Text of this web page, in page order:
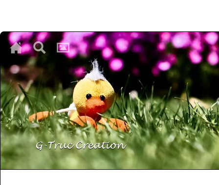
♥
♥